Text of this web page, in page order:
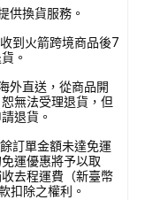
供換貨服務。
到火箭跨境商品後7
。
外直送，從商品開
無法受理退貨，但
退貨。
訂單金額未達免運
運優惠將予以取
去程運費（新臺幣
扣除之權利。